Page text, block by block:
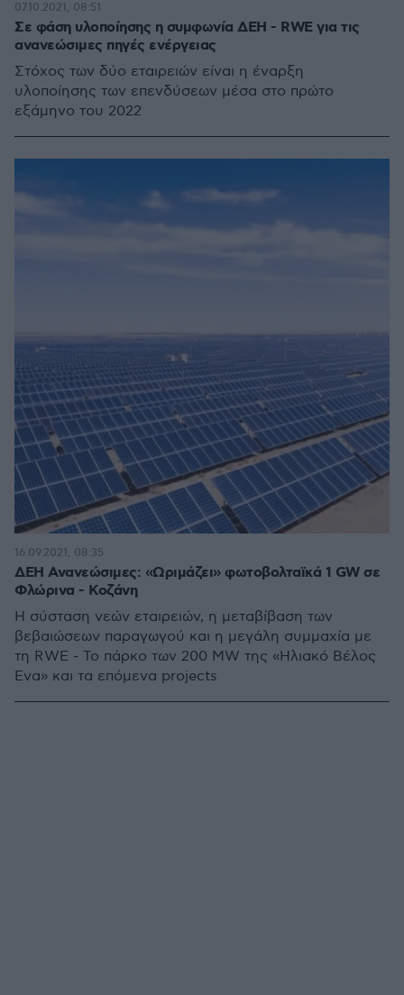
Σε φάση υλοποίησης η συμφωνία ΔΕΗ - RWE για τις
ανανεώσιμες πηγές ενέργειας
Στόχος των δύο εταιρειών είναι η έναρξη
υλοποίησης των επενδύσεων μέσα στο πρώτο
εξάμηνο του 2022
07.10.2021, 08:51
ΔΕΗ Ανανεώσιμες: «Ωριμάζει» φωτοβολταϊκά 1 GW σε
Φλώρινα - Κοζάνη
Η σύσταση νεών εταιρειών, η μεταβίβαση των
βεβαιώσεων παραγωγού και η μεγάλη συμμαχία με
τη RWE - Το πάρκο των 200 MW της «Ηλιακό Βέλος
Ένα» και τα επόμενα projects
16.09.2021, 08:35